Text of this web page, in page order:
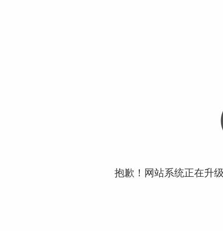
抱歉！网站系统正在升